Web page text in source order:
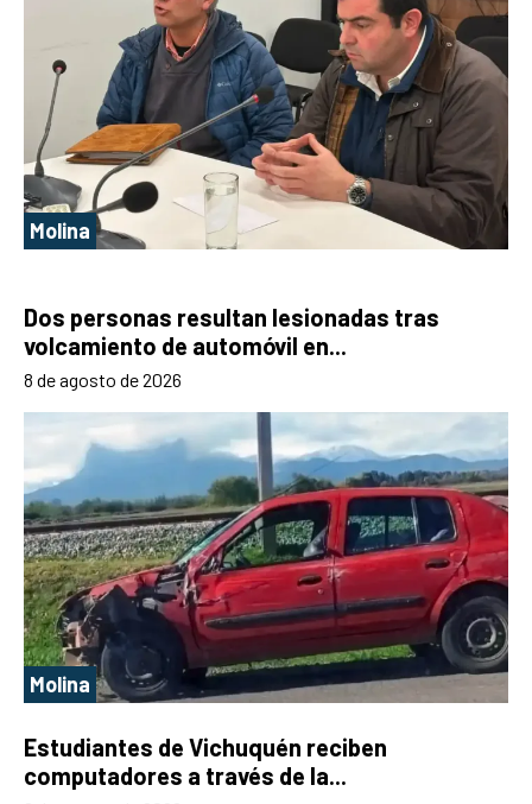
Molina
Dos personas resultan lesionadas tras
volcamiento de automóvil en...
8 de agosto de 2026
Molina
Estudiantes de Vichuquén reciben
computadores a través de la...